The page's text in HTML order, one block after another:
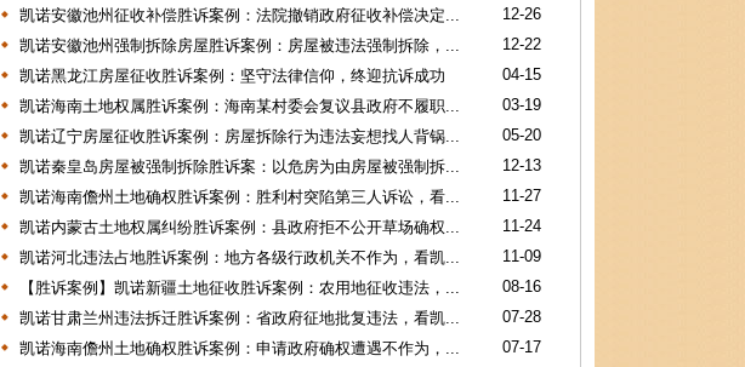
贾启华主任 张海东 孙善权 陈秀
凯诺安徽池州征收补偿胜诉案例：法院撤销政府征收补偿决定...
12-26
凯诺安徽池州强制拆除房屋胜诉案例：房屋被违法强制拆除，...
12-22
凯诺黑龙江房屋征收胜诉案例：坚守法律信仰，终迎抗诉成功
04-15
凯诺海南土地权属胜诉案例：海南某村委会复议县政府不履职...
03-19
凯诺辽宁房屋征收胜诉案例：房屋拆除行为违法妄想找人背锅...
05-20
凯诺秦皇岛房屋被强制拆除胜诉案：以危房为由房屋被强制拆...
12-13
凯诺海南儋州土地确权胜诉案例：胜利村突陷第三人诉讼，看...
11-27
凯诺内蒙古土地权属纠纷胜诉案例：县政府拒不公开草场确权...
11-24
凯诺河北违法占地胜诉案例：地方各级行政机关不作为，看凯...
11-09
【胜诉案例】凯诺新疆土地征收胜诉案例：农用地征收违法，...
08-16
凯诺甘肃兰州违法拆迁胜诉案例：省政府征地批复违法，看凯...
07-28
凯诺海南儋州土地确权胜诉案例：申请政府确权遭遇不作为，...
07-17